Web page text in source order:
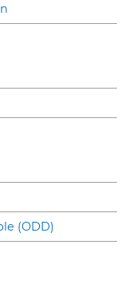
(ODD)